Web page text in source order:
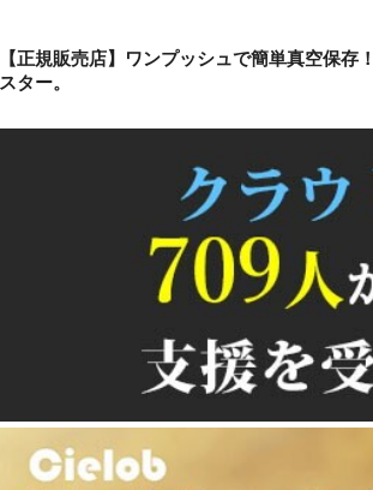
【正規販売店】ワンプッシュで簡単真空保
スター。